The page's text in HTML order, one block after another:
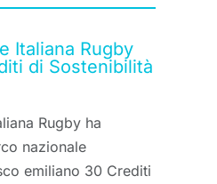
Italiana Rugby
di Sostenibilità
Rugby ha
nazionale
emiliano 30 Crediti